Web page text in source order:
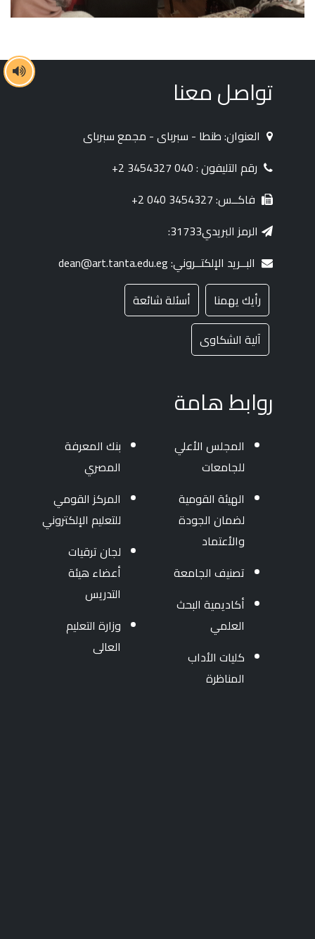
تواصل معنا
العنوان: طنطا - سبرباى - مجمع سبرباى
رقم التليفون : 040 3454327 2+
فاكــس: 3454327 040 2+
الرمز البريدي31733:
البــريد الإلكتــروني: dean@art.tanta.edu.eg
رأيك يهمنا
أسئلة شائعة
آلية الشكاوى
روابط هامة
المجلس الأعلي
للجامعات
الهيئة القومية
لضمان الجودة
والأعتماد
تصنيف الجامعة
أكاديمية البحث
العلمي
كليات الأداب
المناظرة
بنك المعرفة
المصري
المركز القومي
للتعليم الإلكتروني
لجان ترقيات
أعضاء هيئة
التدريس
وزارة التعليم
العالى